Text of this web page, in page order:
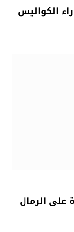
الكواليس
على الرمال